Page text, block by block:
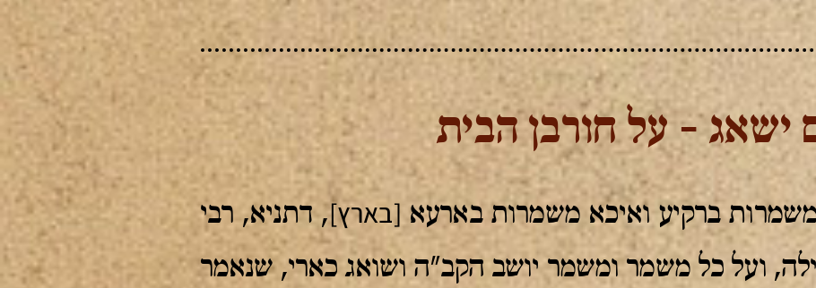
ישאג - על חורבן הבית
ברקיע ואיכא משמרות בארעא[בארץ], דתניא, רבי
ועל כל משמר ומשמר יושב הקב"ה ושואג כארי, שנאמר